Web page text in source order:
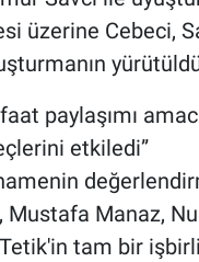
üzerine Cebeci,
paylaşımı
etkiledi”
Mustafa Manaz,
tam bir